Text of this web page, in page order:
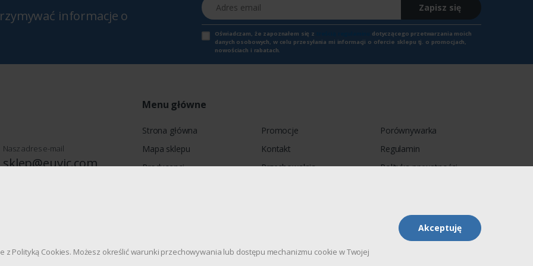
z Polityką Cookies. Możesz określić warunki przechowywania lub dostępu mechanizmu cookie w Twojej
Akceptuję
informacje o
Zapisz się
Oświadczam, że zapoznałem się z
dotyczącego przetwarzania moich
danych osobowych, w celu przesyłania mi informacji o ofercie sklepu tj. o promocjach,
nowościach i rabatach.
Nasz adres e-mail
sklep@euvic.com
Menu główne
Strona główna
Mapa sklepu
Producenci
Promocje
Kontakt
Przechowalnia
Porównywarka
Regulamin
Polityka prywatności